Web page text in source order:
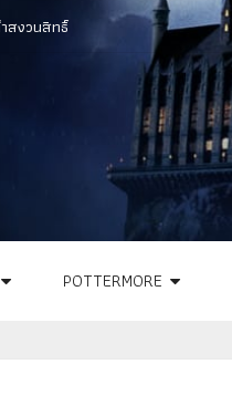
สงวนสิทธิ์
POTTERMORE